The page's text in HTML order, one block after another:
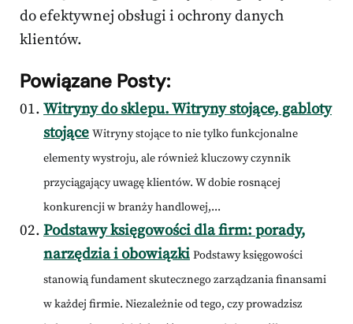
do efektywnej obsługi i ochrony danych
klientów.
Powiązane Posty:
Witryny do sklepu. Witryny stojące, gabloty
stojące Witryny stojące to nie tylko funkcjonalne
elementy wystroju, ale również kluczowy czynnik
przyciągający uwagę klientów. W dobie rosnącej
konkurencji w branży handlowej,...
Podstawy księgowości dla firm: porady,
narzędzia i obowiązki Podstawy księgowości
stanowią fundament skutecznego zarządzania finansami
w każdej firmie. Niezależnie od tego, czy prowadzisz